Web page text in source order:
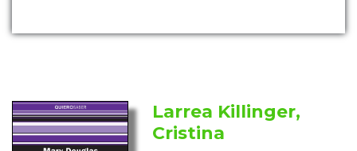
Larrea Killinger,
Cristina